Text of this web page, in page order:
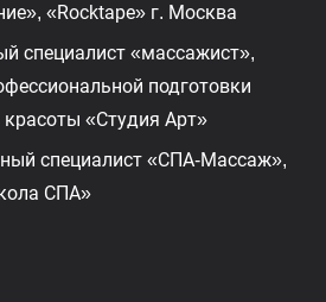
«Rocktape» г. Москва
специалист «массажист»,
подготовки
«Студия Арт»
специалист «СПА-Массаж»,
СПА»